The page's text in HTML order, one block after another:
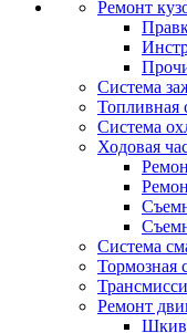
Ремонт
Система
Топливная
Система
Ходовая
Система
Тормозная
Ремонт